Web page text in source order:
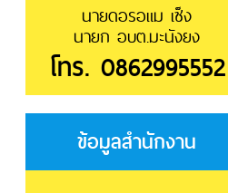
นายดอรอแม เซ็ง
นายก อบต.มะนังยง
โทร. 0862995552
ข้อมูลสำนักงาน